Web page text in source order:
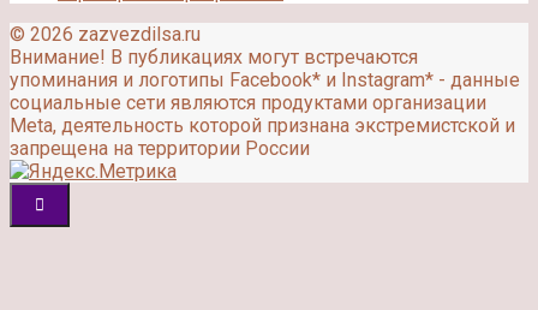
© 2026 zazvezdilsa.ru
Внимание! В публикациях могут встречаются
упоминания и логотипы Facebook* и Instagram* - данные
социальные сети являются продуктами организации
Meta, деятельность которой признана экстремистской и
запрещена на территории России